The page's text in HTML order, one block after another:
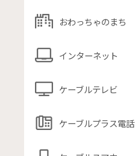
おわっちゃのまち
インターネット
ケーブルテレビ
ケーブルプラス電話